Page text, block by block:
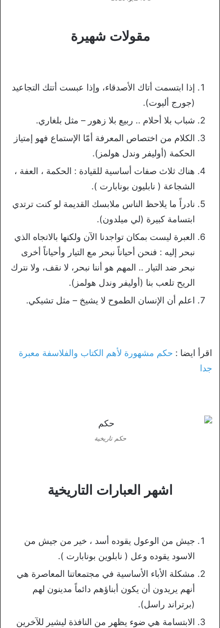
مقولات شهيرة
إذا ابتسمت أتاك الأصدقاء، وإذا عبست أتتك التجاعيد
(جورج أليوت).
شباب بلا أحلام .. ربيع بلا زهور – مثل بلغاري.
الكلام من اختصاص المعرفة أمّا الإستماع فهو إمتياز
الحكمة (أوليفر وندل هولمز).
هناك ثلاث صفات أساسية للقيادة : الحكمة ، العفة ،
الشجاعة ( نابليون بونابارت ).
نادراً ما يلاحظ الناس ملابسك القديمة لو كنت ترتدي
ابتسامة كبيرة (لي ميلدون).
العبرة ليست بمكان تواجدنا الآن ولكنها بالاتجاه الذي
نبحر إليه : فنحن أحياناً نبحر مع التيار وأحياناً أخرى
نبحر ضد التيار .. المهم هو أننا نبحر، لا نقف، ولا نترك
الريح تلعب بنا (أوليفر وندل هولمز).
اعلم أن الإنسان الطموح لا يشيخ – مثل تشيكي.
اقرأ ايضا : حكم مشهورة لأهم الكتاب والفلاسفة معبرة
جدا
حكم تاريخية
اشهر العبارات التاريخية
جيش من الوعول يقوده أسد ، خير من جيش من
الاسود يقوده وعل ( نابلوين بونابارت ).
مشكلة الأباء الأساسية في مجتمعاتنا المعاصرة هي
أنهم يريدون أن يكون أبناؤهم دائماً مدينون لهم
(برتراند راسل).
الابتسامة هي ضوء يظهر من النافذة ليشير للآخرين